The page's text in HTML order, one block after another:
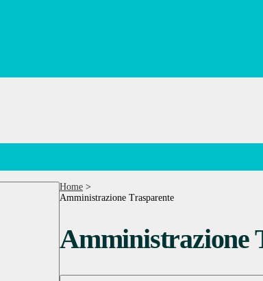
Home >
Amministrazione Trasparente
Amministrazione